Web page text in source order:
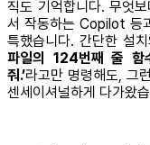
직도 기억합니다. 무엇
서 작동하는 Copilot 등
특했습니다. 간단한 설
파일의 124번째 줄 함
줘.’라고만 명령해도, 그
센세이셔널하게 다가왔